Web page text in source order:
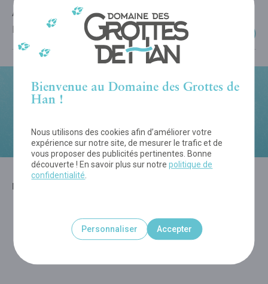
ADULTE
En ligne : 35,00€
Avez-vous un code promo ?
MOYENS DE PAIEMENT - VIVA.COM
Bienvenue au Domaine des Grottes de
Han !
Nous utilisons des cookies afin d’améliorer votre
expérience sur notre site, de mesurer le trafic et de
vous proposer des publicités pertinentes. Bonne
découverte ! En savoir plus sur notrepolitique de
confidentialité.
Personnaliser Accepter